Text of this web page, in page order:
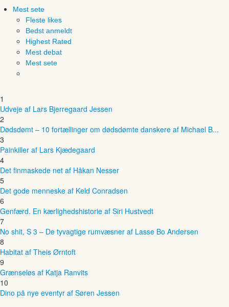
Mest sete
Fleste likes
Bedst anmeldt
Highest Rated
Mest debat
Mest sete
1
Udveje af Lars Bjerregaard Jessen
2
Dødsdømt – 10 fortællinger om dødsdømte danskere af Michael B...
3
Painkiller af Lars Kjædegaard
4
Det finmaskede net af Håkan Nesser
5
Det gode menneske af Keld Conradsen
6
Genfærd. En kærlighedshistorie af Siri Hustvedt
7
No shit, S 3 – De tyvagtige rumvæsner af Lasse Bo Andersen
8
Habitat af Theis Ørntoft
9
Grænseløs af Katja Ranvits
10
Dino på nye eventyr af Søren Jessen